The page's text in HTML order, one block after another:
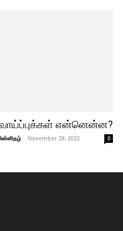
என்னென்ன?
- November 28, 2022 0